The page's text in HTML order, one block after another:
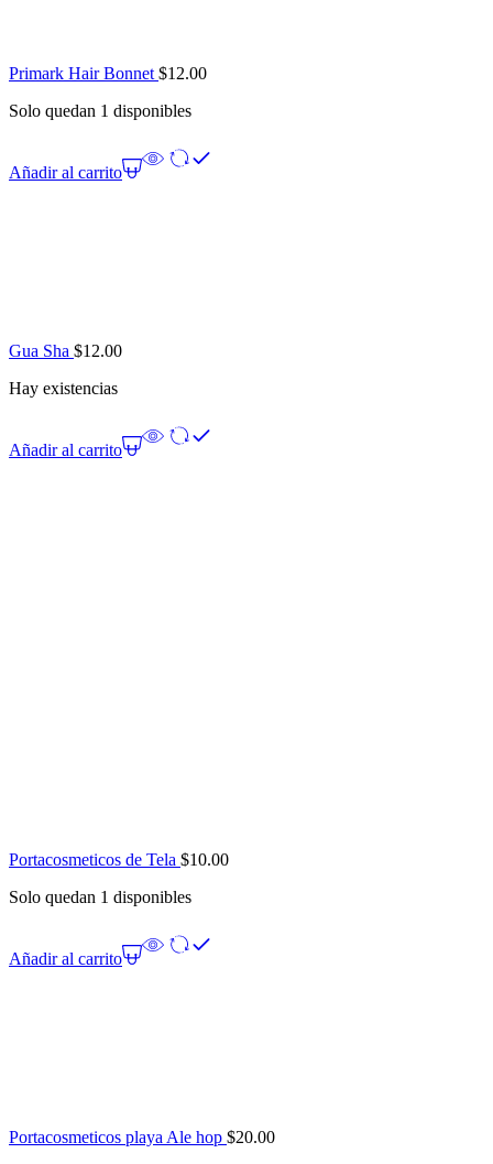
Primark Hair Bonnet $12.00
Solo quedan 1 disponibles
Añadir al carrito
Gua Sha $12.00
Hay existencias
Añadir al carrito
Portacosmeticos de Tela $10.00
Solo quedan 1 disponibles
Añadir al carrito
Portacosmeticos playa Ale hop $20.00